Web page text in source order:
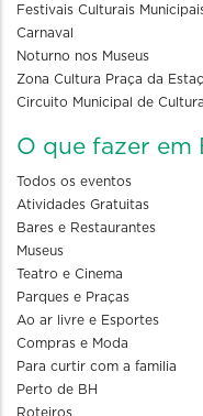
Festivais Culturais
Carnaval
Noturno nos Museus
Zona Cultura Praça da
Circuito Municipal de Cultura
O que fazer em
Todos os eventos
Atividades Gratuitas
Bares e Restaurantes
Museus
Teatro e Cinema
Parques e Praças
Ao ar livre e Esportes
Compras e Moda
Para curtir com a familia
Perto de BH
Roteiros